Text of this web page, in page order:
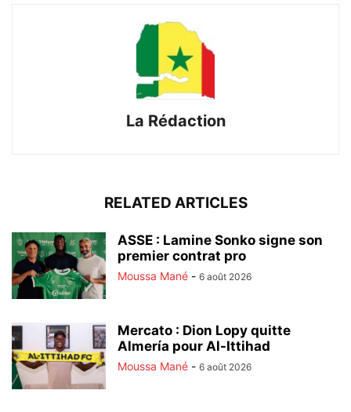
La Rédaction
RELATED ARTICLES
ASSE : Lamine Sonko signe son
premier contrat pro
Moussa Mané - 6 août 2026
Mercato : Dion Lopy quitte
Almería pour Al-Ittihad
Moussa Mané - 6 août 2026